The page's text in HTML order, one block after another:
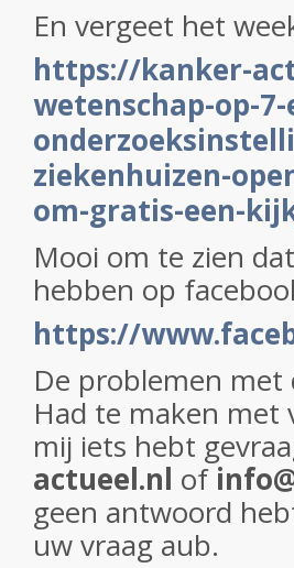
En vergeet het
https://kanker-
wetenschap-op-
ziekenhuizen-
om-gratis-een-
Mooi om te zien
hebben op
https://
De problemen met
Had te maken met
mij iets hebt
actueel.nl of
geen antwoord
uw vraag aub.